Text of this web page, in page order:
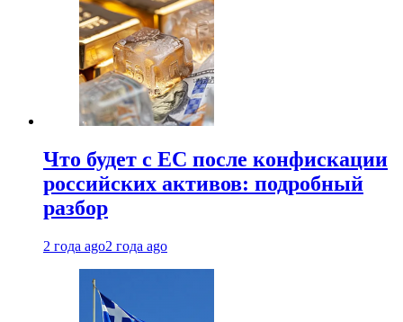
Что будет с ЕС после конфискации
российских активов: подробный
разбор
2 года ago2 года ago